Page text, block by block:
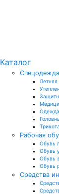
Каталог
Спецодежда
Рабочая
Обувь
Обувь
Обувь
Обувь
Средства